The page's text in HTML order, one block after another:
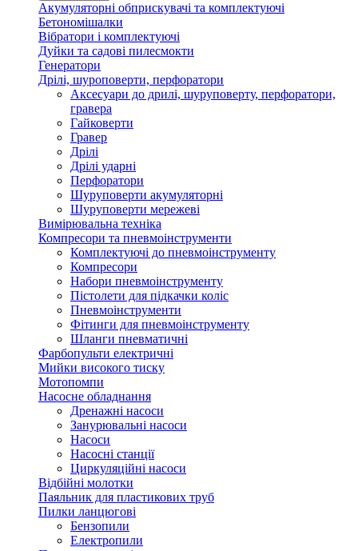
Акумуляторні обприскувачі та комплектуючі
Бетономішалки
Вібратори і комплектуючі
Дуйки та садові пилесмокти
Генератори
Дрілі, шуроповерти, перфоратори
Аксесуари до дрилі, шуруповерту, перфоратори,
гравера
Гайковерти
Гравер
Дрілі
Дрілі ударні
Перфоратори
Шуруповерти акумуляторні
Шуруповерти мережеві
Вимірювальна техніка
Компресори та пневмоінструменти
Комплектуючі до пневмоінструменту
Компресори
Набори пневмоінструменту
Пістолети для підкачки коліс
Пневмоінструменти
Фітинги для пневмоінструменту
Шланги пневматичні
Фарбопульти електричні
Мийки високого тиску
Мотопомпи
Насосне обладнання
Дренажні насоси
Занурювальні насоси
Насоси
Насосні станції
Циркуляційні насоси
Відбійні молотки
Паяльник для пластикових труб
Пилки ланцюгові
Бензопили
Електропили